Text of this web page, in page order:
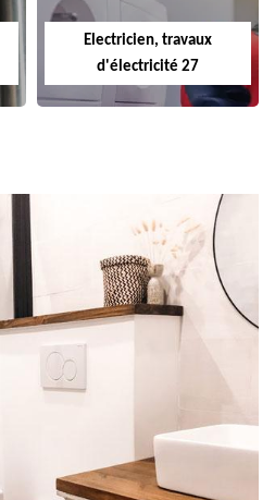
Electricien, travaux
d'électricité 27